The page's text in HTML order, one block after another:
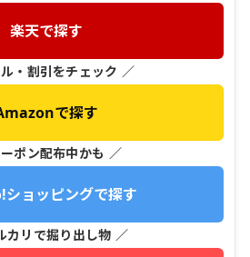
楽天で探す
・割引をチェック ／
で探す
ポン配布中かも ／
ョッピングで探す
カリで掘り出し物 ／